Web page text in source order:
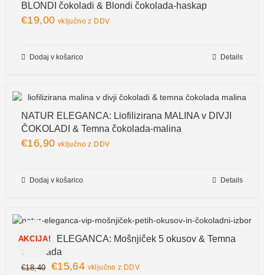
BLONDI čokoladi & Blondi čokolada-haskap
€19,00 vključno z DDV
Dodaj v košarico Details
NATUR ELEGANCA: Liofilizirana MALINA v DIVJI
ČOKOLADI & Temna čokolada-malina
€16,90 vključno z DDV
Dodaj v košarico Details
AKCIJA!
NATUR ELEGANCA: Mošnjiček 5 okusov & Temna
Čokolada
€18,40 €15,64 vključno z DDV